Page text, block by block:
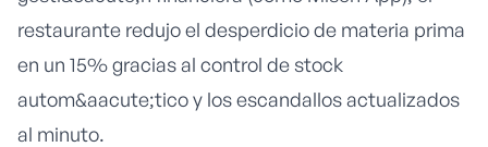
restaurante redujo el desperdicio de materia prima
en un 15% gracias al control de stock
autom&aacute;tico y los escandallos actualizados
al minuto.